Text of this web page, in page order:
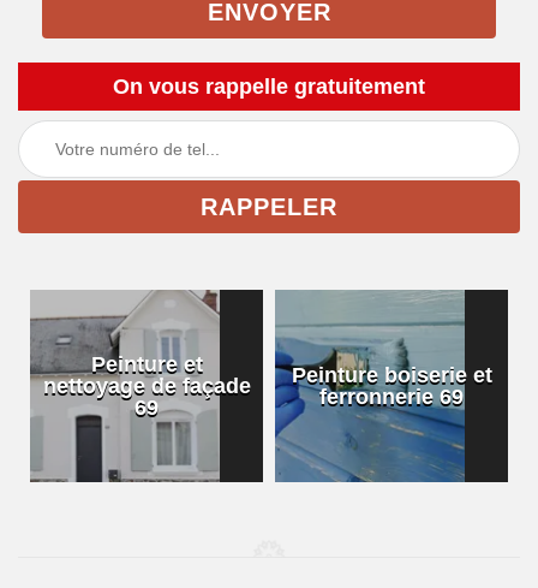
On vous rappelle gratuitement
Peinture et
nettoyage de façade
69
Peinture boiserie et
ferronnerie 69